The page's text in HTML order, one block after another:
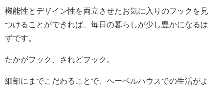
機能性とデザイン性を両立させたお気に入りのフックを見
つけることができれば、毎日の暮らしが少し豊かになるは
ずです。
たかがフック、されどフック。
細部にまでこだわることで、ヘーベルハウスでの生活がよ